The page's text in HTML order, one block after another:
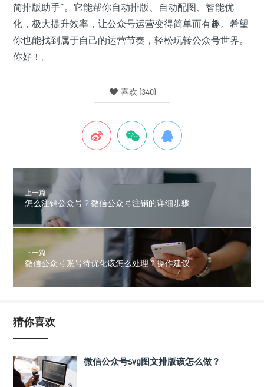
简排版助手”。它能帮你自动排版、自动配图、智能优
化，极大提升效率，让公众号运营变得简单而有趣。希望
你也能找到属于自己的运营节奏，轻松玩转公众号世界。
你好！。
喜欢 (340)
上一篇
怎么注销公众号？微信公众号注销的详细步骤
下一篇
微信公众号账号待优化该怎么处理？操作建议
猜你喜欢
微信公众号svg图文排版该怎么做？